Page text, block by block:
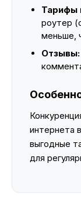
Тарифы
роутер
меньше,
Отзывы:
интернета
выгодные
для